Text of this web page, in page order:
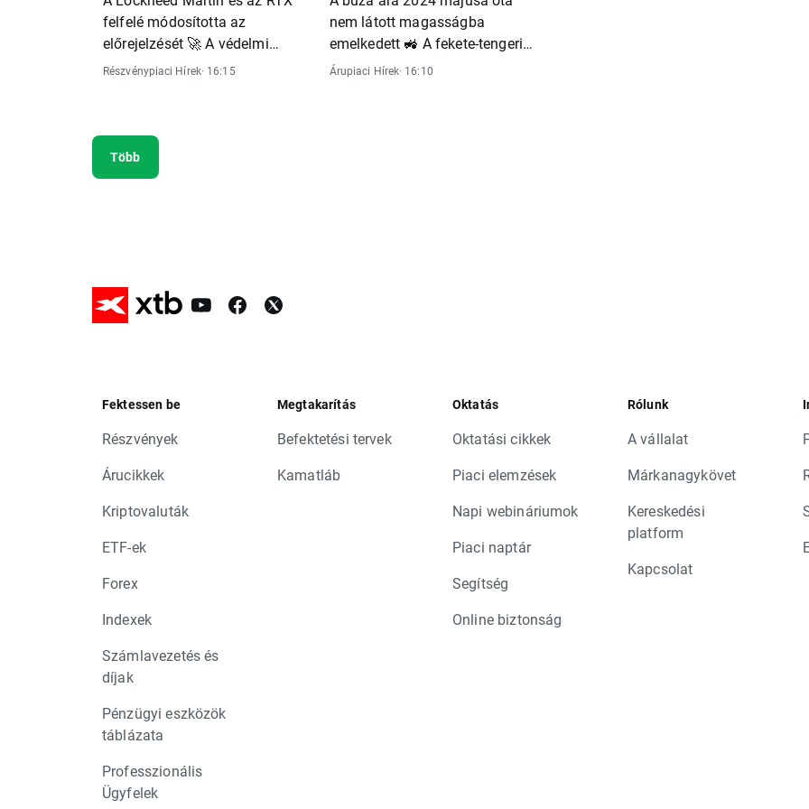
felfelé módosította az
előrejelzését 🚀 A védelmi
szektor részvényei emelkednek
Részvénypiaci Hírek· 16:15
nem látott magasságba
emelkedett 🚜 A fekete-tengeri
exporttal kapcsolatos
Árupiaci Hírek· 16:10
Több
Fektessen be
Részvények
Árucikkek
Kriptovaluták
ETF-ek
Forex
Indexek
Számlavezetés és
díjak
Pénzügyi eszközök
táblázata
Professzionális
Ügyfelek
Megtakarítás
Befektetési tervek
Kamatláb
Oktatás
Oktatási cikkek
Piaci elemzések
Napi webináriumok
Piaci naptár
Segítség
Online biztonság
Rólunk
A vállalat
Márkanagykövet
Kereskedési
platform
Kapcsolat